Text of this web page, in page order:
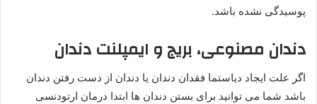
پوسیدگی نشده باشد.
دندان مصنوعی، بریج و ایمپلنت دندان
اگر علت ایجاد دیاستما فقدان دندان یا دندان از دست رفتن دندان
باشد شما می توانید برای بستن دندان ها ابتدا درمان ارتودنسی